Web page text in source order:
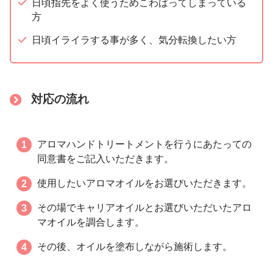
日頃指先をよく使うためこわばってしまっている
方
日頃イライラする事が多く、気分転換したい方
対応の流れ
アロマハンドトリートメントを行うにあたっての
同意書をご記入いただきます。
使用したいアロマオイルをお選びいただきます。
その場でキャリアオイルとお選びいただいたアロ
マオイルを調合します。
その後、オイルを塗布しながら施術します。